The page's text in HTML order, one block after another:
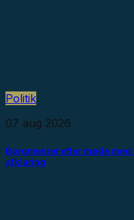
Politik
07 aug 2026
Borgmester efter møde
afklaring